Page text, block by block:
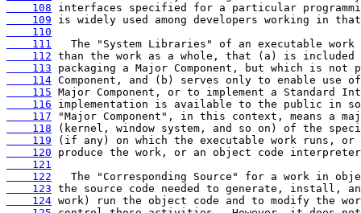
    108
    109
    110
    111
    112
    113
    114
    115
    116
    117
    118
    119
    120
    121
    122
    123
    124